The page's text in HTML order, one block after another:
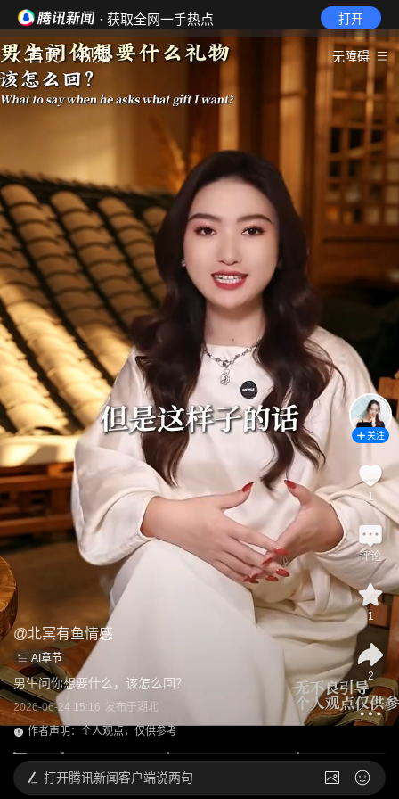
· 获取全网一手热点 打开
首页 视频 无障碍
@北冥有鱼情感
AI章节
男生问你想要什么，该怎么回？
2026-06-24 15:16 发布于湖北
作者声明：个人观点，仅供参考
关注
1
评论
1
2
打开腾讯新闻客户端说两句